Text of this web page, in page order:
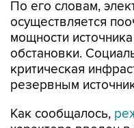
мощности
обстановки.
критическая
резервным
Как сообщалось,
пятницу на фоне